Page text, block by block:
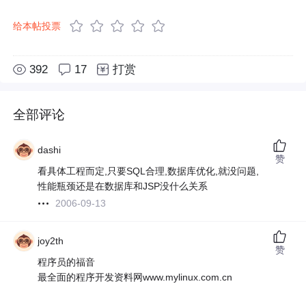
给本帖投票
392 17 打赏
全部评论
dashi
看具体工程而定,只要SQL合理,数据库优化,就没问题,
性能瓶颈还是在数据库和JSP没什么关系
2006-09-13
赞
joy2th
程序员的福音
最全面的程序开发资料网www.mylinux.com.cn
赞